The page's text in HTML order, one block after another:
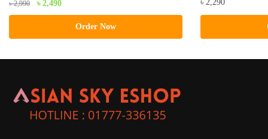
৳2,990
Original
price
৳ 2,990.
৳ 2,490Current
price
৳ 2,490.
Order Now
৳ 2,290